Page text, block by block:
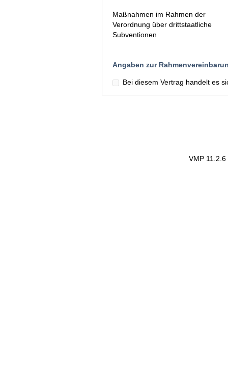
Maßnahmen im Rahmen der
Verordnung über drittstaatliche
Subventionen
Angaben zur
Bei diesem Vertrag handelt es
VMP